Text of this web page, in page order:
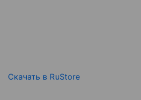
Скачать в RuStore